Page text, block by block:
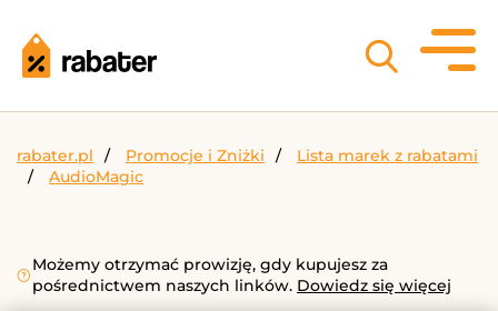
rabater.pl Promocje i Zniżki
Lista marek z rabatami
AudioMagic
Możemy otrzymać prowizję, gdy kupujesz za
pośrednictwem naszych linków. Dowiedz się więcej